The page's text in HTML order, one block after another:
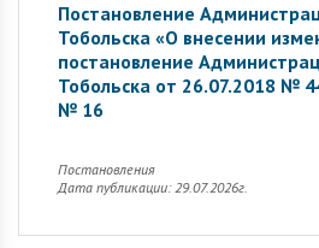
Постановление
Тобольска «О внесении
постановление
Тобольска от 26.07.2018 №
№ 16
Постановления
Дата публикации: 29.07.2026г.